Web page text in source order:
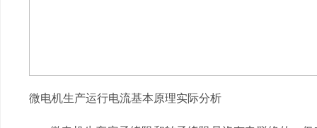
微电机生产运行电流基本原理实际分析